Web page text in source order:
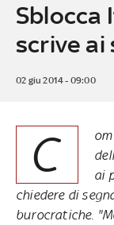
Sblocca
scrive ai
02 giu 2014 - 09:00
C
ai
chiedere di
burocratiche.